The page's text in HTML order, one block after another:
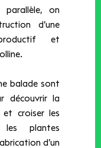
on
d’une
et
balade sont
découvrir la
et croiser les
plantes
d’un